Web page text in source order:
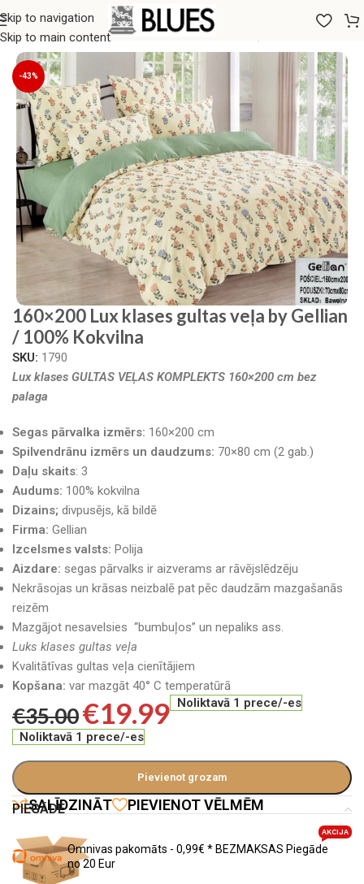
Skip to navigation
Skip to main content
Sākums/Gultas veļa/LUX KLASES GULTAS VEĻA
-43%
160×200 Lux klases gultas veļa by Gellian
/ 100% Kokvilna
SKU: 1790
Lux klases GULTAS VEĻAS KOMPLEKTS 160×200 cm bez
palaga
Segas pārvalka izmērs: 160×200 cm
Spilvendrānu izmērs un daudzums: 70×80 cm (2 gab.)
Daļu skaits: 3
Audums: 100% kokvilna
Dizains; divpusējs, kā bildē
Firma: Gellian
Izcelsmes valsts: Polija
Aizdare: segas pārvalks ir aizverams ar rāvējslēdzēju
Nekrāsojas un krāsas neizbalē pat pēc daudzām mazgašanās
reizēm
Mazgājot nesavelsies “bumbuļos” un nepaliks ass.
Luks klases gultas veļa
Kvalitātīvas gultas veļa cienītājiem
Kopšana: var mazgāt 40° C temperatūrā
€35.00€19.99 Noliktavā 1 prece/-es
Noliktavā 1 prece/-es
Pievienot grozam
SALĪDZINĀT PIEVIENOT VĒLMĒM
PIEGĀDE
Omnivas pakomāts - 0,99€ * BEZMAKSAS Piegāde
no 20 Eur
AKCIJA